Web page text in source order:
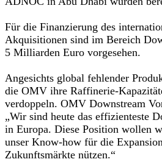
Für die Finanzierung des
Akquisitionen sind im Bereich
5 Milliarden Euro vorgesehen.
Angesichts global fehlender
die OMV ihre Raffinerie-
verdoppeln. OMV Downstream
„Wir sind heute das effizienteste
in Europa. Diese Position wollen
unser Know-how für die
Zukunftsmärkte nützen.“